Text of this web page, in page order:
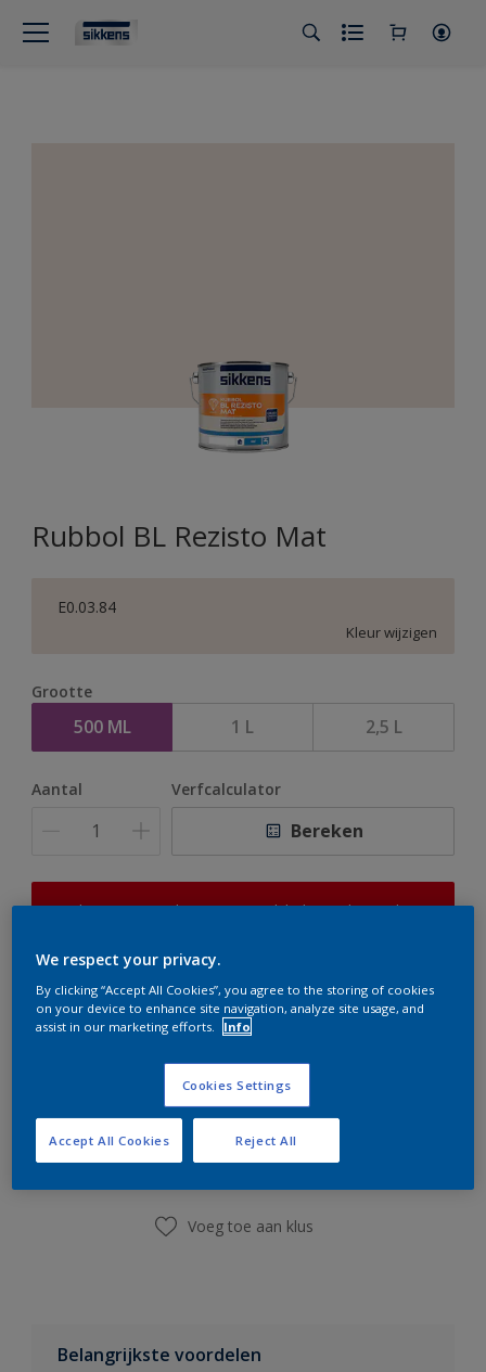
Rubbol BL Rezisto Mat
E0.03.84
Kleur wijzigen
Grootte
500 ML 1 L 2,5 L
Aantal Verfcalculator
Bereken
Op dit moment is het niet mogelijk dit product online
er hard aan om de voorraad aan te vullen.
Boodschappenlijst
Vind een winkel
Voeg toe aan klus
Belangrijkste voordelen
We respect your privacy.
By clicking “Accept All Cookies”, you agree to the storing of cookies
on your device to enhance site navigation, analyze site usage, and
assist in our marketing efforts.
Info
Cookies Settings
Reject All
Accept All Cookies